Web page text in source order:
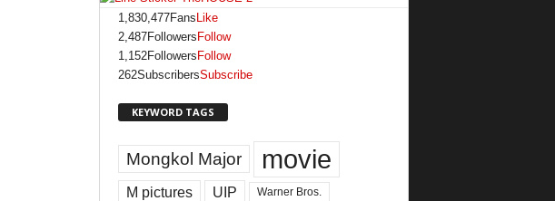
1,830,477Fans Like
2,487Followers Follow
1,152Followers Follow
262SubscribersSubscribe
KEYWORD TAGS
Mongkol Major movie
M pictures UIP Warner Bros.